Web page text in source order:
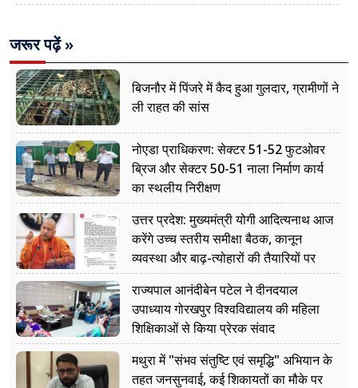
जरूर पढ़ें »
बिजनौर में पिंजरे में कैद हुआ गुलदार, ग्रामीणों ने
ली राहत की सांस
नोएडा प्राधिकरण: सेक्टर 51-52 फुटओवर
ब्रिज और सेक्टर 50-51 नाला निर्माण कार्य
का स्थलीय निरीक्षण
उत्तर प्रदेश: मुख्यमंत्री योगी आदित्यनाथ आज
करेंगे उच्च स्तरीय समीक्षा बैठक, कानून
व्यवस्था और बाढ़-त्योहारों की तैयारियों पर
नजर
राज्यपाल आनंदीबेन पटेल ने दीनदयाल
उपाध्याय गोरखपुर विश्वविद्यालय की महिला
शिक्षिकाओं से किया प्रेरक संवाद
मथुरा में "संभव संतुष्टि एवं समृद्धि" अभियान के
तहत जनसुनवाई, कई शिकायतों का मौके पर